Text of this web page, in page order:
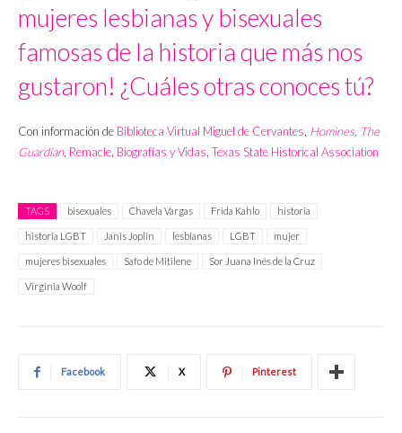
mujeres lesbianas y bisexuales
famosas de la historia que más nos
gustaron! ¿Cuáles otras conoces tú?
Con información de Biblioteca Virtual Miguel de Cervantes, Homines, The
Guardian, Remacle, Biografías y Vidas, Texas State Historical Association
TAGS bisexuales Chavela Vargas Frida Kahlo historia
historia LGBT Janis Joplin lesbianas LGBT mujer
mujeres bisexuales Safo de Mitilene Sor Juana Inés de la Cruz
Virginia Woolf
Facebook X Pinterest